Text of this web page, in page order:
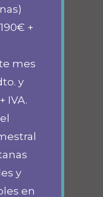
+
mes
y
IVA.
y
en